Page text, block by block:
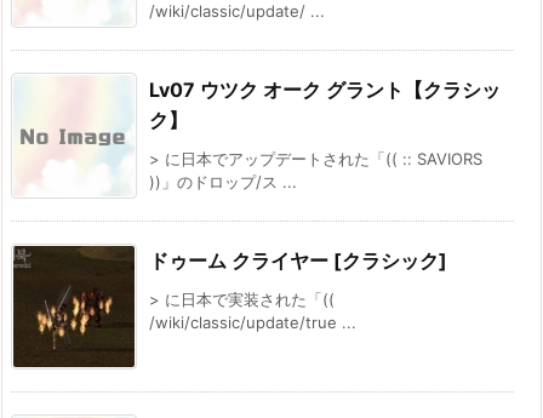
/wiki/classic/update/ ...
Lv07 ウツク オーク グラント【クラシッ
ク】
> に日本でアップデートされた「(( :: SAVIORS
))」のドロップ/ス ...
ドゥーム クライヤー [クラシック]
> に日本で実装された「((
/wiki/classic/update/true ...